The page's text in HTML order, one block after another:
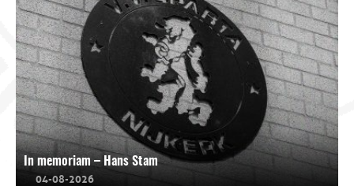
In memoriam – Hans Stam
04-08-2026